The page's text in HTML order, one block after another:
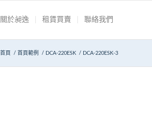
關於昶逸 租賃買賣 聯絡我們
首頁 / 首頁範例 / DCA-220ESK / DCA-220ESK-3